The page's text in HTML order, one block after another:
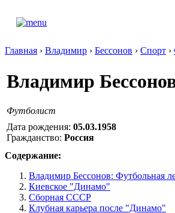
Главная › Владимир › Бессонов › Спорт ›
Владимир
Футболист
Дата рождения: 05.03.1958
Гражданство: Россия
Содержание:
Владимир Бессонов: Футбольная
Киевское "Динамо"
Сборная СССР
Клубная карьера после "Динамо"